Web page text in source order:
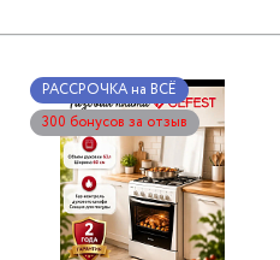
РАССРОЧКА на ВСЁ
300 бонусов за отзыв